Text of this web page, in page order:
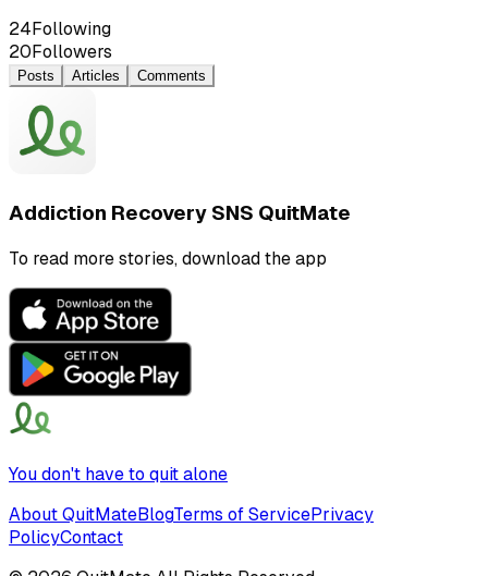
24Following
20Followers
Posts Articles Comments
Addiction Recovery SNS QuitMate
To read more stories, download the app
You don't have to quit alone
About QuitMateBlogTerms of ServicePrivacy
PolicyContact